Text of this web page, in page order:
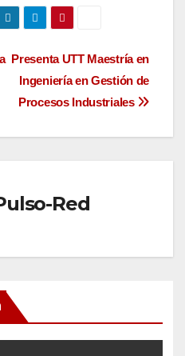
Presenta UTT Maestría en
Ingeniería en Gestión de
Procesos Industriales
Red